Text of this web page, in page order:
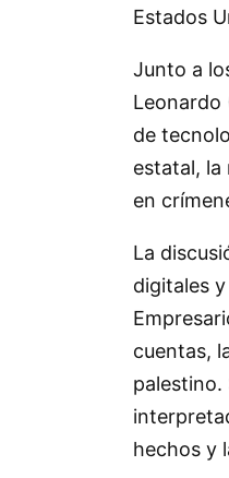
Estados
Junto a
Leonardo
de
estatal, la
en
La
digitales
cuentas,
palestino.
hechos y